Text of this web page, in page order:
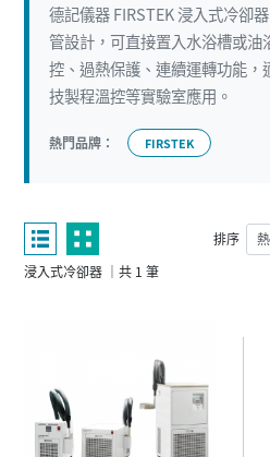
德記儀器 FIRSTEK 浸入式冷卻
管設計，可直接置入水浴槽或油
控、過熱保護、連續運轉功能，
技製程溫控等實驗室應用。
熱門品牌： FIRSTEK
浸入式冷卻器 ｜共 1 筆
排序